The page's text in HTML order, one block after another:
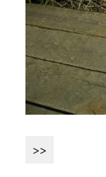
>>